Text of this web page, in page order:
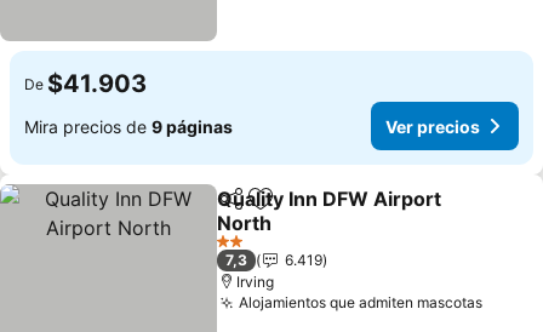
De $41.903
Mira precios de 9 páginas Ver precios
CompartirAgregar a favoritos
Quality Inn DFW Airport
North
Ver precios
2 Estrellas
7,3
6.419
Irving
Alojamientos que admiten mascotasVer